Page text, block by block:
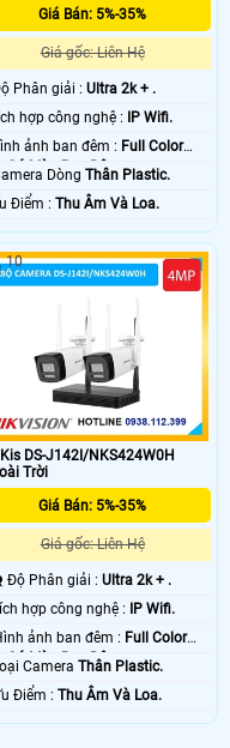
Giá Bán: 5%-35%
Giá gốc: Liên Hệ
Độ Phân giải :Ultra 2k + .
®️ Tích hợp công nghệ : IP Wifi.
✪ Hình ảnh ban đêm : Full Color
Có Màu Ban Ðêm.
Camera DòngThân Plastic.
️✤ Ưu Điểm :Thu Âm Và Loa.
Kis DS-J142I/NKS424W0H
Trời
Giá Bán: 5%-35%
Giá gốc: Liên Hệ
👁️‍🗨 Độ Phân giải :Ultra 2k + .
⚒ Tích hợp công nghệ :
IP Wifi.
🌔 Hình ảnh ban đêm : Full Color
Có Màu Ban Ðêm.
Loại CameraThân Plastic.
️💠 Ưu Điểm :Thu Âm Và Loa.
10